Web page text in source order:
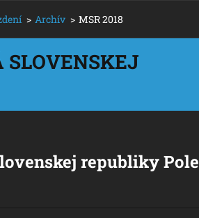
> Archív > MSR 2018
republiky Pole